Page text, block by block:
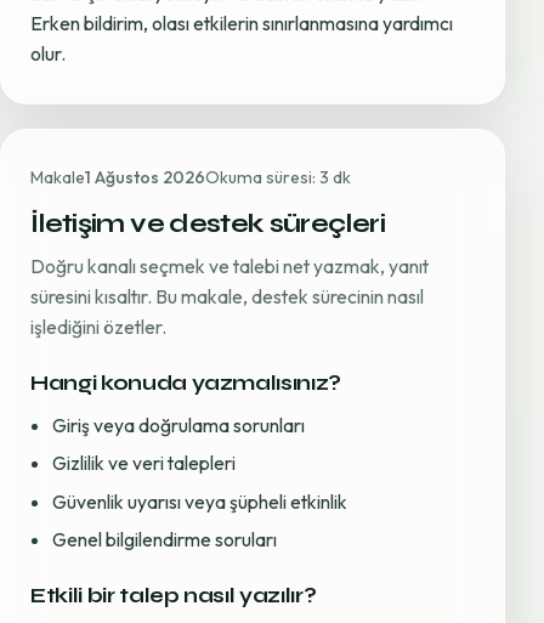
Erken bildirim, olası etkilerin sınırlanmasına yardımcı
olur.
Makale1 Ağustos 2026Okuma süresi: 3 dk
İletişim ve destek süreçleri
Doğru kanalı seçmek ve talebi net yazmak, yanıt
süresini kısaltır. Bu makale, destek sürecinin nasıl
işlediğini özetler.
Hangi konuda yazmalısınız?
Giriş veya doğrulama sorunları
Gizlilik ve veri talepleri
Güvenlik uyarısı veya şüpheli etkinlik
Genel bilgilendirme soruları
Etkili bir talep nasıl yazılır?